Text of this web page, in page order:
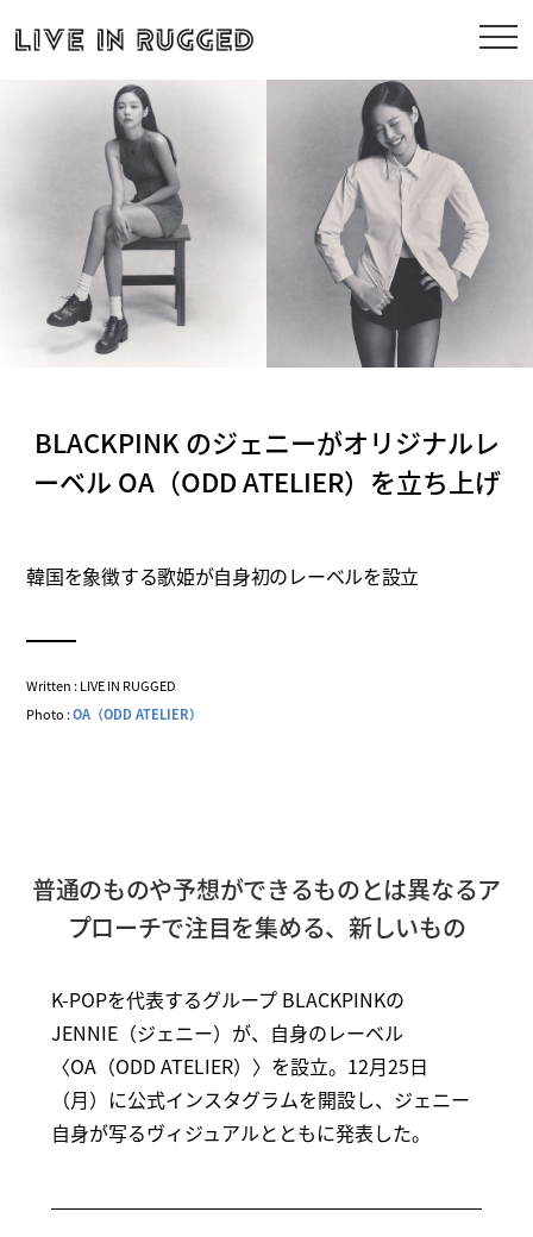
BLACKPINK のジェニーがオリジナルレ
ーベル OA（ODD ATELIER）を立ち上げ
韓国を象徴する歌姫が自身初のレーベルを設立
Written : LIVE IN RUGGED
Photo :OA（ODD ATELIER）
普通のものや予想ができるものとは異なるア
プローチで注目を集める、新しいもの
K-POPを代表するグループ BLACKPINKの
JENNIE（ジェニー）が、自身のレーベル
〈OA（ODD ATELIER）〉を設立。12月25日
（月）に公式インスタグラムを開設し、ジェニー
自身が写るヴィジュアルとともに発表した。